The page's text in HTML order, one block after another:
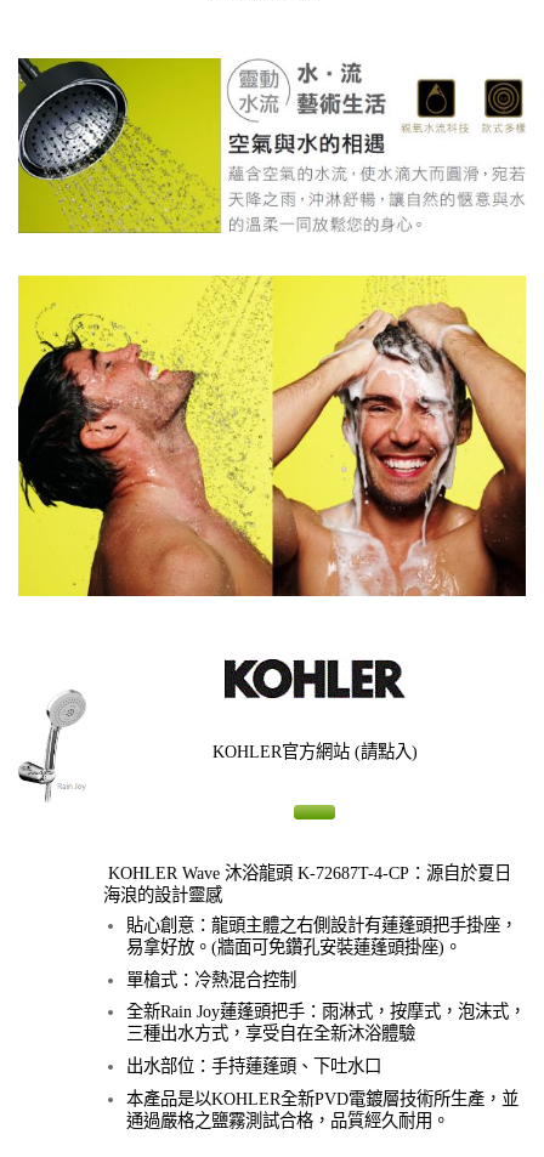
KOHLER官方網站(請點入)
KOHLER Wave 沐浴龍頭 K-72687T-4-CP：源自於夏日
海浪的設計靈感
貼心創意：龍頭主體之右側設計有蓮蓬頭把手掛座，
易拿好放。(牆面可免鑽孔安裝蓮蓬頭掛座)。
單槍式：冷熱混合控制
全新Rain Joy蓮蓬頭把手：雨淋式，按摩式，泡沫式，
三種出水方式，享受自在全新沐浴體驗
出水部位：手持蓮蓬頭、下吐水口
本產品是以KOHLER全新PVD電鍍層技術所生產，並
通過嚴格之鹽霧測試合格，品質經久耐用。